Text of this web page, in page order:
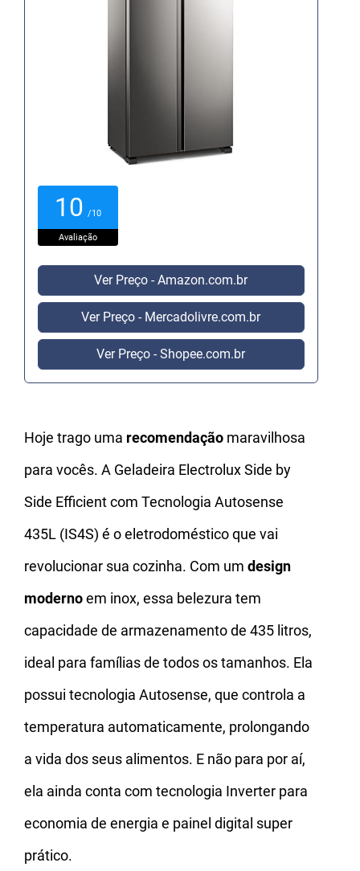
10 /10
Avaliação
Ver Preço - Amazon.com.br
Ver Preço - Mercadolivre.com.br
Ver Preço - Shopee.com.br
Hoje trago uma recomendação maravilhosa
para vocês. A Geladeira Electrolux Side by
Side Efficient com Tecnologia Autosense
435L (IS4S) é o eletrodoméstico que vai
revolucionar sua cozinha. Com um design
modernoem inox, essa belezura tem
capacidade de armazenamento de 435 litros,
ideal para famílias de todos os tamanhos. Ela
possui tecnologia Autosense, que controla a
temperatura automaticamente, prolongando
a vida dos seus alimentos. E não para por aí,
ela ainda conta com tecnologia Inverter para
economia de energia e painel digital super
prático.